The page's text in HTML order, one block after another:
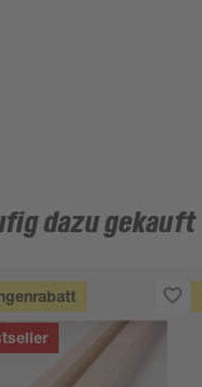
dazu gekauft